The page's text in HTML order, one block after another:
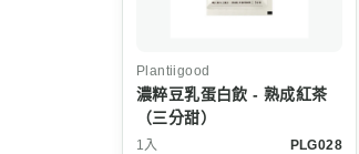
Plantiigood
濃粹豆乳蛋白飲 - 熟成紅茶
（三分甜）
1入 PLG028